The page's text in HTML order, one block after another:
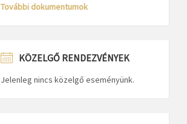
További dokumentumok
KÖZELGŐ RENDEZVÉNYEK
Jelenleg nincs közelgő eseményünk.